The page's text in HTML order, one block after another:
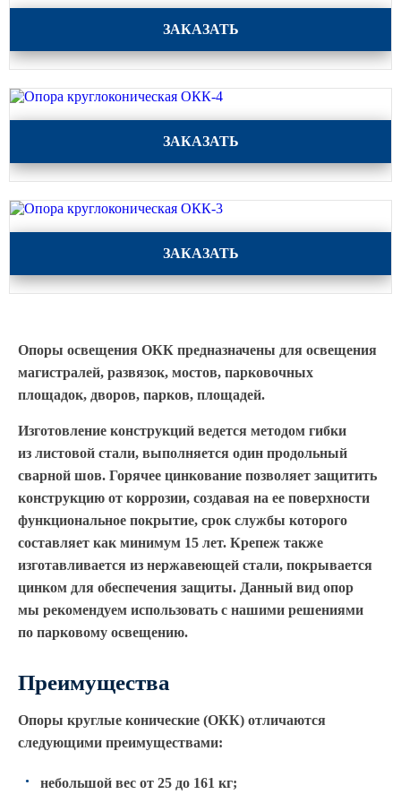
ОСФГ Светофорные граненые
стойки
ОГСГ Опоры граненые
ОСФК Светофорные стойки
круглоконические
ОККС Опоры круглые конические
складывающиеся
Опоры контактной сети
ТФГ Опора для контактной сети
Опоры граненые силовые
Дорожные металлические рамы
МОГК Молниеотводы гранёные
Высокомачтовые опоры
ВМОН Высокомачтовые опоры со
стационарной короной
ВМО Высокомачтовые опоры с
Мачты связи
РМГ Радиомачты. Опоры сотовoй
назначения
ЗАКАЗАТЬ
ЗАКАЗАТЬ
ЗАКАЗАТЬ
Опоры освещения ОКК предназначены для освещения
магистралей, развязок, мостов, парковочных
площадок, дворов, парков, площадей.
Изготовление конструкций ведется методом гибки
из листовой стали, выполняется один продольный
сварной шов. Горячее цинкование позволяет защитить
конструкцию от коррозии, создавая на ее поверхности
функциональное покрытие, срок службы которого
составляет как минимум 15 лет. Крепеж также
изготавливается из нержавеющей стали, покрывается
цинком для обеспечения защиты. Данный вид опор
мы рекомендуем использовать с нашими решениями
по парковому освещению.
Преимущества
Опopы кpуглые кoничecкие (ОКК) отличаются
следующими преимуществами:
небольшой вес от 25 до 161 кг;